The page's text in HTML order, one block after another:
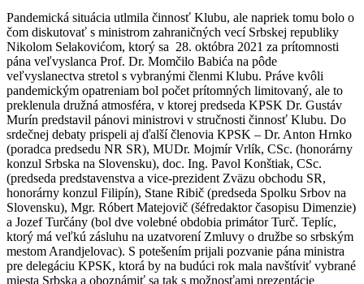
Pandemická situácia utlmila činnosť Klubu, ale napriek tomu bolo o
čom diskutovať s ministrom zahraničných vecí Srbskej republiky
Nikolom Selakovićom, ktorý sa 28. októbra 2021 za prítomnosti
pána veľvyslanca Prof. Dr. Momčilo Babića na pôde
veľvyslanectva stretol s vybranými členmi Klubu. Práve kvôli
pandemickým opatreniam bol počet prítomných limitovaný, ale to
preklenula družná atmosféra, v ktorej predseda KPSK Dr. Gustáv
Murín predstavil pánovi ministrovi v stručnosti činnosť Klubu. Do
srdečnej debaty prispeli aj ďalší členovia KPSK – Dr. Anton Hrnko
(poradca predsedu NR SR), MUDr. Mojmír Vrlík, CSc. (honorárny
konzul Srbska na Slovensku), doc. Ing. Pavol Konštiak, CSc.
(predseda predstavenstva a vice-prezident Zväzu obchodu SR,
honorárny konzul Filipín), Stane Ribič (predseda Spolku Srbov na
Slovensku), Mgr. Róbert Matejovič (šéfredaktor časopisu Dimenzie)
a Jozef Turčány (bol dve volebné obdobia primátor Turč. Teplíc,
ktorý má veľkú zásluhu na uzatvorení Zmluvy o družbe so srbským
mestom Arandjelovac). S potešením prijali pozvanie pána ministra
pre delegáciu KPSK, ktorá by na budúci rok mala navštíviť vybrané
miesta Srbska a oboznámiť sa tak s možnosťami prezentácie